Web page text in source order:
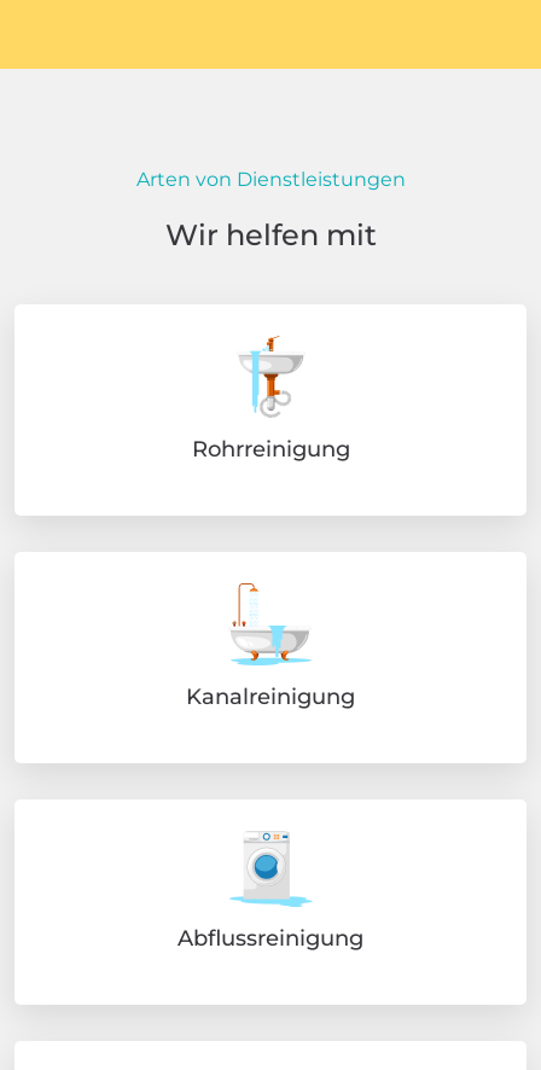
Arten von Dienstleistungen
Wir helfen mit
Rohrreinigung
Kanalreinigung
Abflussreinigung